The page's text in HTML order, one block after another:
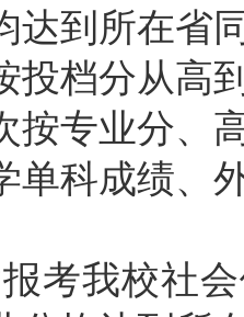
达到所在省
投档分从高
按专业分、
单科成绩、
考我校社